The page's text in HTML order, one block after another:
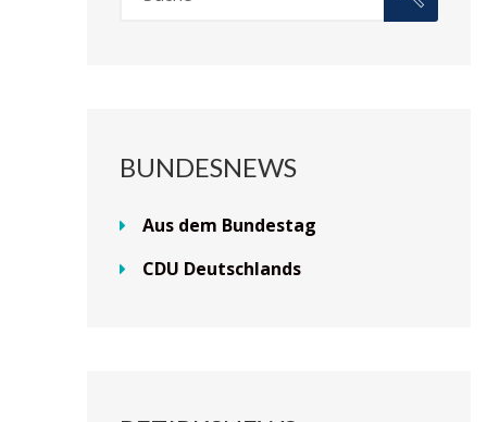
BUNDESNEWS
Aus dem Bundestag
CDU Deutschlands